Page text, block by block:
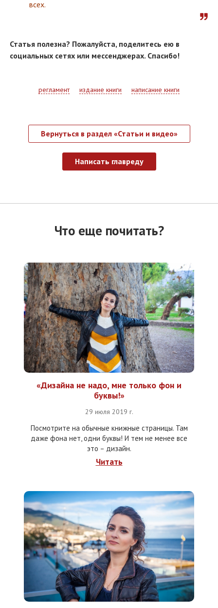
всех.
Статья полезна? Пожалуйста, поделитесь ею в
социальных сетях или мессенджерах. Спасибо!
регламент издание книги написание книги
Вернуться в раздел «Статьи и видео»
Написать главреду
Что еще почитать?
«Дизайна не надо, мне только фон и
буквы!»
29 июля 2019 г.
Посмотрите на обычные книжные страницы. Там
даже фона нет, одни буквы! И тем не менее все
это – дизайн.
Читать